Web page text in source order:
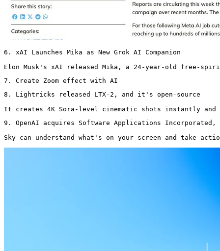
6. xAI Launches Mika as New Grok AI Companion
Elon Musk's xAI released Mika, a 24-year-old free-
7. Create Zoom effect with AI
8. Lightricks released LTX-2, and it's open-source
It creates 4K Sora-level cinematic shots instantly
9. OpenAI acquires Software Applications Incorporated,
Sky can understand what's on your screen and take